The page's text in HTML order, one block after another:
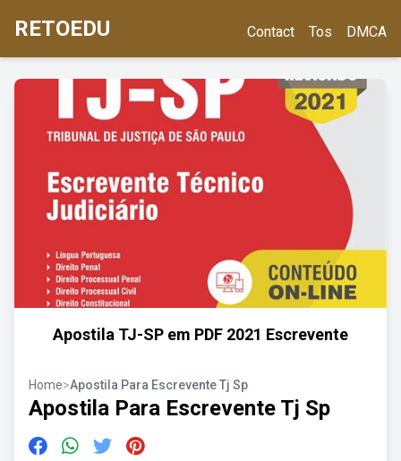
RETOEDU Contact Tos DMCA
Apostila TJ-SP em PDF 2021 Escrevente
Home>Apostila Para Escrevente Tj Sp
Apostila Para Escrevente Tj Sp